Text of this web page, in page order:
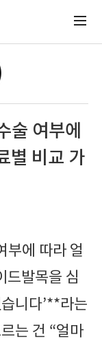
술 여부에
별 비교 가
부에 따라 얼
드발목을 심
니다’**라는
는 건 “얼마